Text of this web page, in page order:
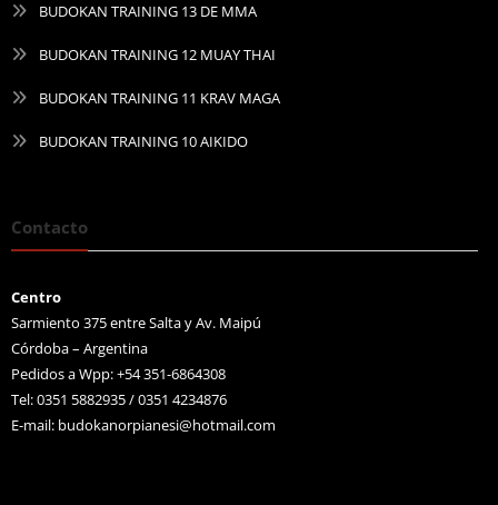
BUDOKAN TRAINING 13 DE MMA
BUDOKAN TRAINING 12 MUAY THAI
BUDOKAN TRAINING 11 KRAV MAGA
BUDOKAN TRAINING 10 AIKIDO
Contacto
Centro
Sarmiento 375 entre Salta y Av. Maipú
Córdoba – Argentina
Pedidos a Wpp: +54 351-6864308
Tel: 0351 5882935 / 0351 4234876
E-mail: budokanorpianesi@hotmail.com